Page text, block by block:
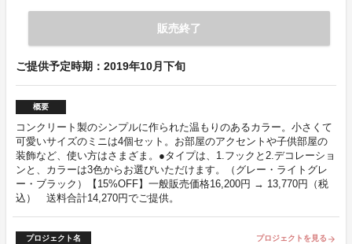
販売終了
ご提供予定時期：2019年10月下旬
概要
コンクリート製のシンプルに作られた温もりのあるカラー。小さくて
可愛いサイズのミニは4個セット。お部屋のアクセントや子供部屋の
装飾など、使い方はさまざま。●タイプは、1.フックと2.デコレーショ
ンと、カラーは3色からお選びいただけます。（グレー・ライトグレ
ー・ブラック）【15%OFF】一般販売価格16,200円 → 13,770円（税
込） 送料合計14,270円でご提供。
プロジェクト名 プロジェクトを見る arrow_forward